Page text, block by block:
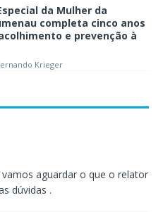
da Mulher da
completa cinco anos
e prevenção à
Krieger
aguardar o que o relator
dúvidas .